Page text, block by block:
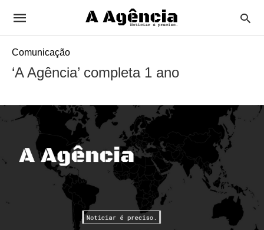
Comunicação
‘A Agência’ completa 1 ano